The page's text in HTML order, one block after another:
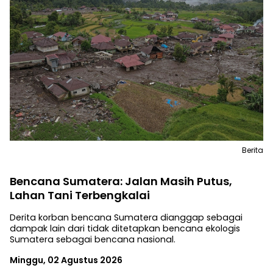
Bencana Sumatera: Jalan Masih Putus,
Lahan Tani Terbengkalai
Derita korban bencana Sumatera dianggap sebagai
dampak lain dari tidak ditetapkan bencana ekologis
Sumatera sebagai bencana nasional.
Minggu, 02 Agustus 2026
Berita